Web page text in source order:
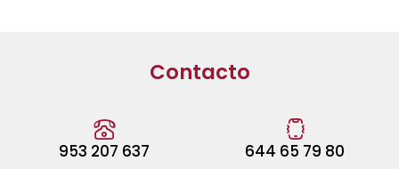
Contacto
953 207 637 644 65 79 80